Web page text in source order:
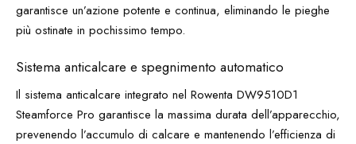
garantisce un’azione potente e continua, eliminando le pieghe
più ostinate in pochissimo tempo.
Sistema anticalcare e spegnimento automatico
Il sistema anticalcare integrato nel Rowenta DW9510D1
Steamforce Pro garantisce la massima durata dell’apparecchio,
prevenendo l’accumulo di calcare e mantenendo l’efficienza di